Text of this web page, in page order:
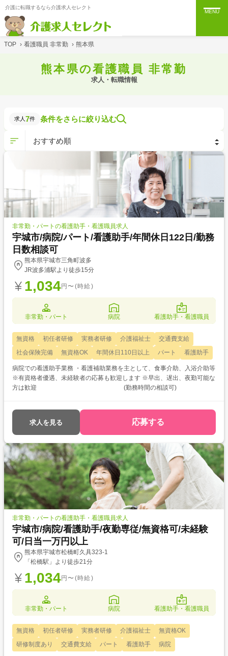
介護に転職するなら介護求人セレクト
MENU
TOP › 看護職員 非常勤 › 熊本県
熊本県の看護職員 非常勤
求人・転職情報
求人 7件 条件をさらに絞り込む
非常勤・パートの看護助手・看護職員求人
宇城市/病院/パート/看護助手/年間休日122日/勤務
日数相談可
熊本県宇城市三角町波多
JR波多浦駅より徒歩15分
1,034円〜(時給)
非常勤・パート 病院 看護助手・看護職員
無資格 初任者研修 実務者研修 介護福祉士
交通費支給
社会保険完備
無資格OK 年間休日110日以上 パート 看護助手
病院での看護助手業務 ・看護補助業務を主として、食事介助、入浴介助等
※有資格者優遇、未経験者の応募も歓迎します ※早出、遅出、夜勤可能な
方は歓迎 (勤務時間の相談可)
求人を見る 応募する
非常勤・パートの看護助手・看護職員求人
宇城市/病院/看護助手/夜勤専従/無資格可/未経験
可/日当一万円以上
熊本県宇城市松橋町久具323-1
「松橋駅」より徒歩21分
1,034円〜(時給)
非常勤・パート 病院 看護助手・看護職員
無資格 初任者研修 実務者研修 介護福祉士
無資格OK
研修制度あり
交通費支給 パート 看護助手 病院